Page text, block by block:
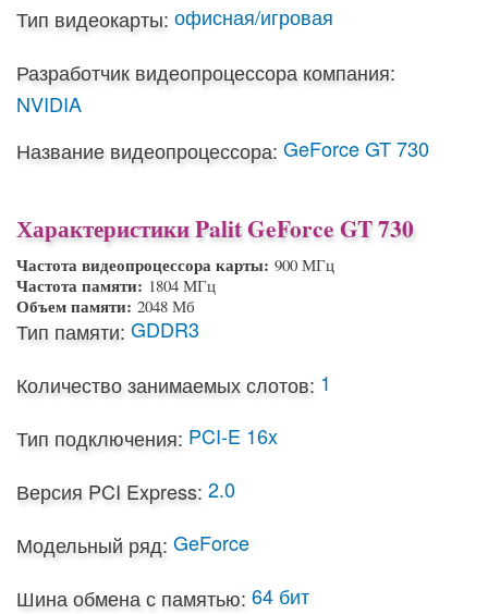
Тип видеокарты: офисная/игровая
Разработчик видеопроцессора компания:
NVIDIA
Название видеопроцессора: GeForce GT 730
Характеристики Palit GeForce GT 730
Частота видеопроцессора карты: 900 МГц
Частота памяти: 1804 МГц
Объем памяти: 2048 Мб
Тип памяти: GDDR3
Количество занимаемых слотов: 1
Тип подключения: PCI-E 16x
Версия PCI Express: 2.0
Модельный ряд: GeForce
Шина обмена с памятью: 64 бит